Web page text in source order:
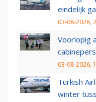
eindelijk
03-08-2026,
Voorlopig
03-08-2026,
Turkish
winter